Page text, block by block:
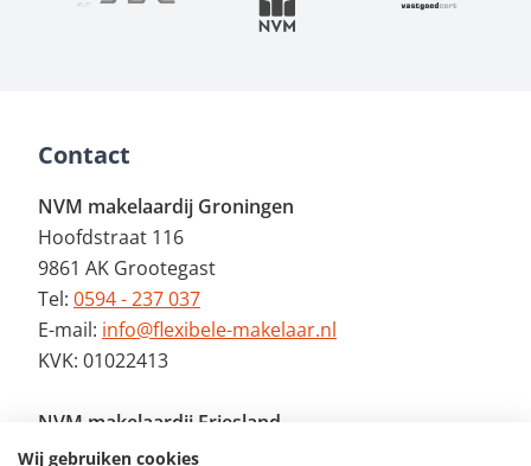
Contact
NVM makelaardij Groningen
Hoofdstraat 116
9861 AK Grootegast
Tel: 0594 - 237 037
E-mail: info@flexibele-makelaar.nl
KVK: 01022413
NVM makelaardij Friesland
Jan Binneslaan 2a
Wij gebruiken cookies